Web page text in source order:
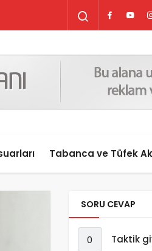
Tabanca ve Tüfek
SORU CEVAP
0 Taktik